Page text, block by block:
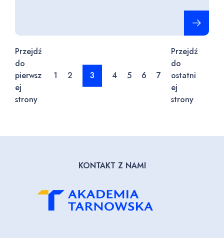
Przejdź
do
pierwsz
ej
strony
1 2 3 4 5 6 7
Przejdź
do
ostatni
ej
strony
KONTAKT Z NAMI